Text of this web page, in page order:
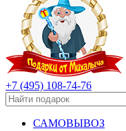
+7 (495) 108-74-76
САМОВЫВОЗ